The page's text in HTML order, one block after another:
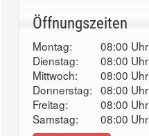
Öffnungszeiten
Montag: 08:00 Uhr
Dienstag:
08:00 Uhr
Mittwoch:
08:00 Uhr
Donnerstag: 08:00 Uhr
Freitag:
08:00 Uhr
Samstag:
08:00 Uhr